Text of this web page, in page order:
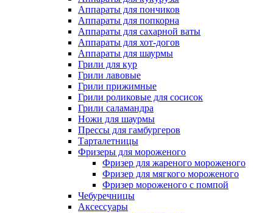
Аппараты для пончиков
Аппараты для попкорна
Аппараты для сахарной ваты
Аппараты для хот-догов
Аппараты для шаурмы
Грили для кур
Грили лавовые
Грили прижимные
Грили роликовые для сосисок
Грили саламандра
Ножи для шаурмы
Прессы для гамбургеров
Тарталетницы
Фризеры для мороженого
Фризер для жареного мороженого
Фризер для мягкого мороженого
Фризер мороженого с помпой
Чебуречницы
Аксессуары